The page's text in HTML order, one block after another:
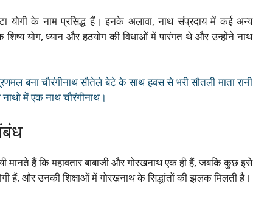
योगी के नाम प्रसिद्ध हैं। इनके अलावा, नाथ संप्रदाय में कई अन्य
शिष्य योग, ध्यान और हठयोग की विधाओं में पारंगत थे और उन्होंने नाथ
बना चौरंगीनाथ सौतेले बेटे के साथ हवस से भरी सौतली माता रानी
नाथो में एक नाथ चौरंगीनाथ।
मानते हैं कि महावतार बाबाजी और गोरखनाथ एक ही हैं, जबकि कुछ इसे
हैं, और उनकी शिक्षाओं में गोरखनाथ के सिद्धांतों की झलक मिलती है।